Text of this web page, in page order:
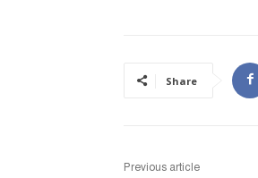
Share
Previous article